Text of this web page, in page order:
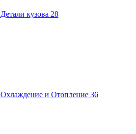
Детали кузова 28
Охлаждение и Отопление 36